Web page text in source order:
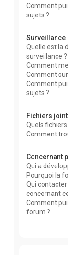
Comment
sujets ?
Surveillance
Quelle est la
surveillance ?
Comment
Comment
Comment
sujets ?
Fichiers
Quels
Comment
Concernant
Qui a
Pourquoi la
Qui
concernant
Comment
forum ?